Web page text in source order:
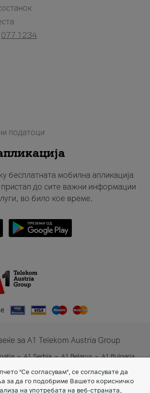
077 1234
податоци
бесплатната мобилна апликација
до сите важни информации
во било кое време.
за A1 Telekom Austria Group
A1 Serbia A1 Belarus
A1 Bulgaria
"Се согласувам", се согласувате да
за да го подобриме Вашето корисничко
на употребата на веб-страната,